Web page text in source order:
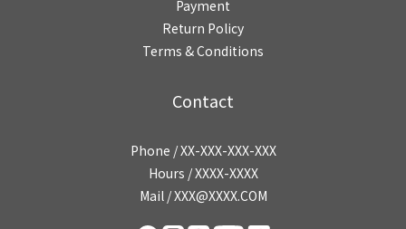
Payment
Return Policy
Terms & Conditions
Contact
Phone / XX-XXX-XXX-XXX
Hours / XXXX-XXXX
Mail / XXX@XXXX.COM